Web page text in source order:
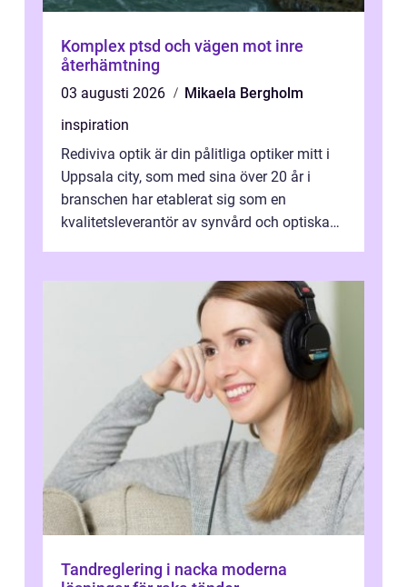
Komplex ptsd och vägen mot inre
återhämtning
03 augusti 2026
Mikaela Bergholm
inspiration
Rediviva optik är din pålitliga optiker mitt i
Uppsala city, som med sina över 20 år i
branschen har etablerat sig som en
kvalitetsleverantör av synvård och optiska
Tandreglering i nacka moderna